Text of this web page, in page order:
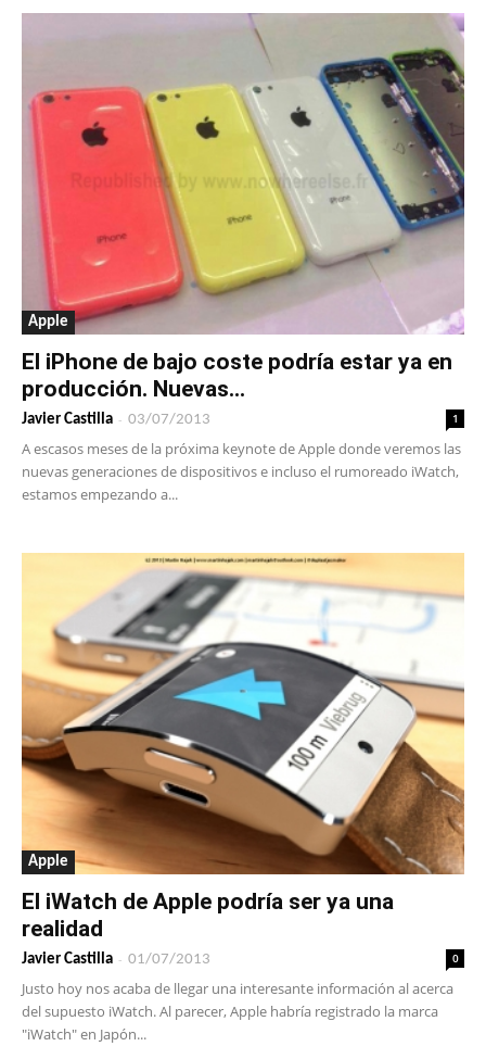
Apple
El iPhone de bajo coste podría estar ya en
producción. Nuevas...
Javier Castilla - 03/07/2013 1
A escasos meses de la próxima keynote de Apple donde veremos las
nuevas generaciones de dispositivos e incluso el rumoreado iWatch,
estamos empezando a...
Apple
El iWatch de Apple podría ser ya una
realidad
Javier Castilla - 01/07/2013 0
Justo hoy nos acaba de llegar una interesante información al acerca
del supuesto iWatch. Al parecer, Apple habría registrado la marca
"iWatch" en Japón...